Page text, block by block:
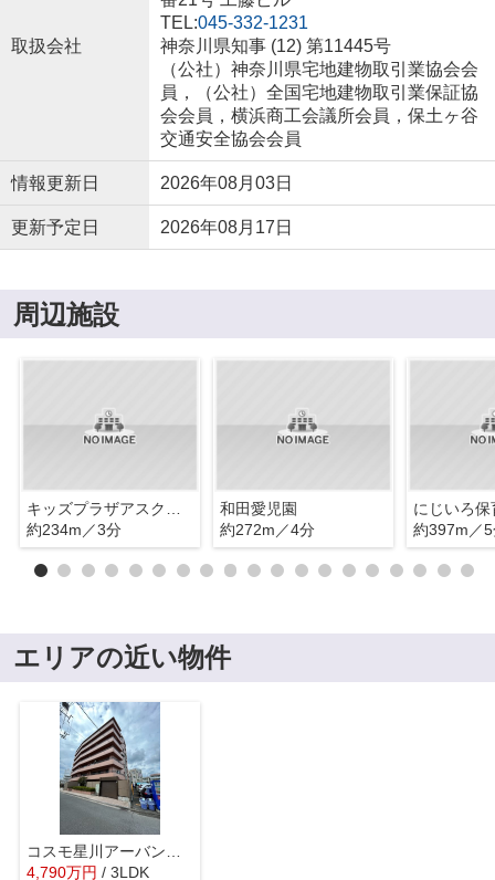
取扱会社
TEL:045-332-1231
神奈川県知事 (12) 第11445号
（公社）神奈川県宅地建物取引業協会会
員，（公社）全国宅地建物取引業保証協
会会員，横浜商工会議所会員，保土ヶ谷
交通安全協会会員
情報更新日 2026年08月03日
更新予定日 2026年08月17日
周辺施設
約234m／3分
和田愛児園
約272m／4分
約397m／
エリアの近い物件
コスモ星川アーバンフォルム
4,790万円 / 3LDK